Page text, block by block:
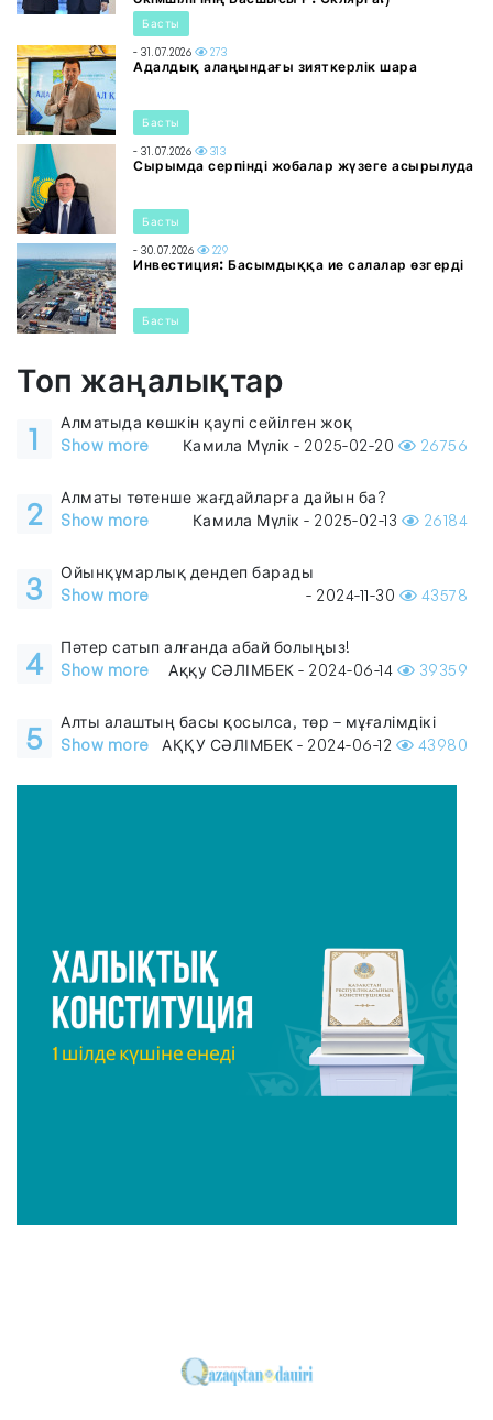
Басты
- 31.07.2026 273
Адалдық алаңындағы зияткерлік шара
Басты
- 31.07.2026 313
Сырымда серпінді жобалар жүзеге асырылуда
Басты
- 30.07.2026 229
Инвестиция: Басымдыққа ие салалар өзгерді
Басты
Топ жаңалықтар
1
Алматыда көшкін қаупі сейілген жоқ
Show more
Камила Мүлік - 2025-02-20 26756
2
Алматы төтенше жағдайларға дайын ба?
Show more
Камила Мүлік - 2025-02-13 26184
3
Ойынқұмарлық дендеп барады
Show more
- 2024-11-30 43578
4
Пәтер сатып алғанда абай болыңыз!
Show more
Аққу СӘЛІМБЕК - 2024-06-14 39359
5
Алты алаштың басы қосылса, төр – мұғалімдікі
Show more
АҚҚУ СӘЛІМБЕК - 2024-06-12 43980